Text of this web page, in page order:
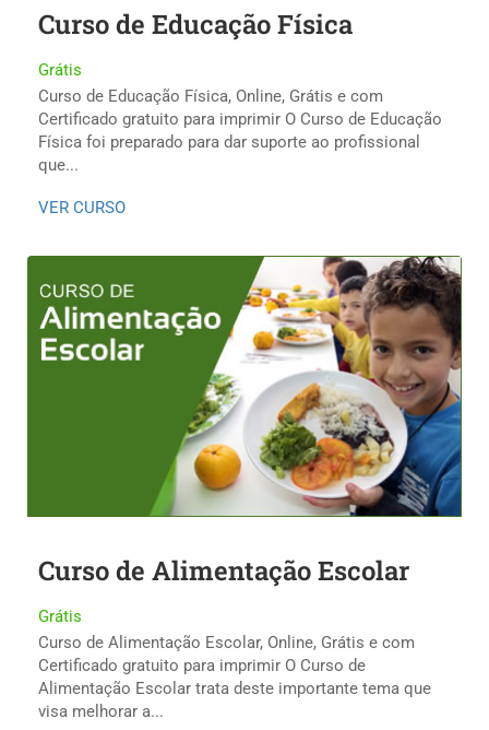
Curso de Educação Física
Grátis
Curso de Educação Física, Online, Grátis e com
Certificado gratuito para imprimir O Curso de Educação
Física foi preparado para dar suporte ao profissional
que...
VER CURSO
Curso de Alimentação Escolar
Grátis
Curso de Alimentação Escolar, Online, Grátis e com
Certificado gratuito para imprimir O Curso de
Alimentação Escolar trata deste importante tema que
visa melhorar a...